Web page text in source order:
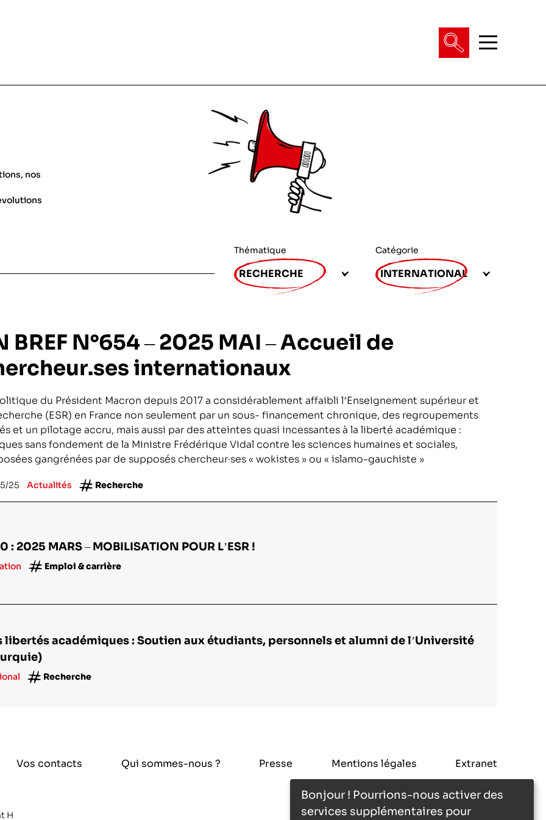
l’exploitation de la mer
nos
Thématique
RECHERCHE
Catégorie
INTERNATIONAL
BREF N°654 – 2025 MAI – Accueil de
internationaux
du Président Macron depuis 2017 a considérablement affaibli l’Enseignement supérieur et
(ESR) en France non seulement par un sous- financement chronique, des regroupements
et un pilotage accru, mais aussi par des atteintes quasi incessantes à la liberté académique :
sans fondement de la Ministre Frédérique Vidal contre les sciences humaines et sociales,
gangrénées par de supposés chercheur·ses « wokistes » ou « islamo-gauchiste »
25 Actualités Recherche
: 2025 MARS – MOBILISATION POUR L’ESR !
Emploi & carrière
libertés académiques : Soutien aux étudiants, personnels et alumni de l’Université
Recherche
Vos contacts Qui sommes-nous ? Presse Mentions légales Extranet
H
Bonjour ! Pourrions-nous activer des
services supplémentaires pour